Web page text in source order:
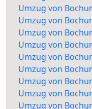
Umzug von
Umzug von
Umzug von
Umzug von
Umzug von
Umzug von
Umzug von
Umzug von
Umzug von